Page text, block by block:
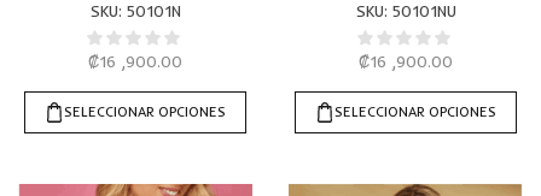
SKU: 50101N
₡16 ,900.00
SELECCIONAR OPCIONES
SKU: 50101NU
₡16 ,900.00
SELECCIONAR OPCIONES